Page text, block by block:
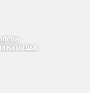
польз...